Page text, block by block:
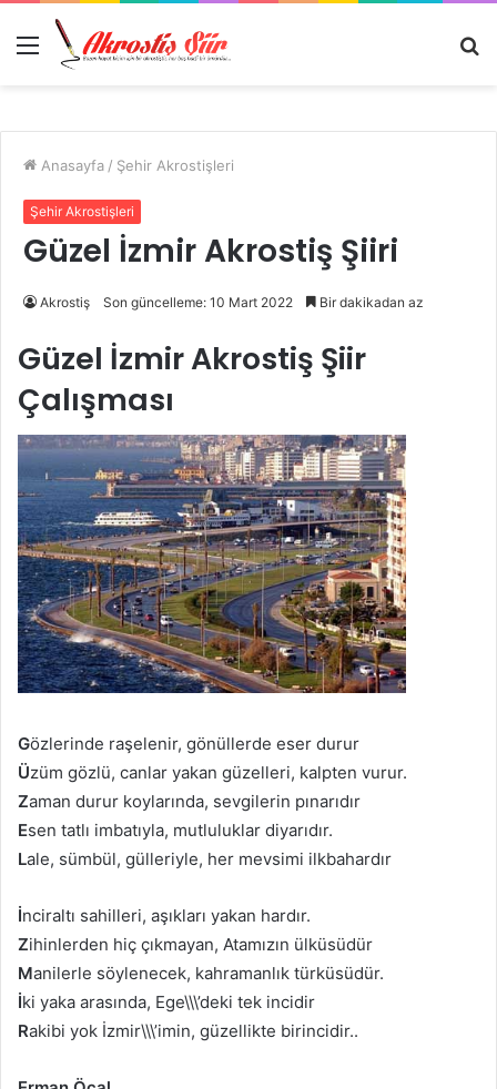
Menü
Anasayfa / Şehir Akrostişleri
Şehir Akrostişleri
Güzel İzmir Akrostiş Şiiri
Akrostiş Son güncelleme: 10 Mart 2022 Bir dakikadan az
Güzel İzmir Akrostiş Şiir
Çalışması
Gözlerinde raşelenir, gönüllerde eser durur
Üzüm gözlü, canlar yakan güzelleri, kalpten vurur.
Zaman durur koylarında, sevgilerin pınarıdır
Esen tatlı imbatıyla, mutluluklar diyarıdır.
Lale, sümbül, gülleriyle, her mevsimi ilkbahardır
İnciraltı sahilleri, aşıkları yakan hardır.
Zihinlerden hiç çıkmayan, Atamızın ülküsüdür
Manilerle söylenecek, kahramanlık türküsüdür.
İki yaka arasında, Ege\\\’deki tek incidir
Rakibi yok İzmir\\\’imin, güzellikte birincidir..